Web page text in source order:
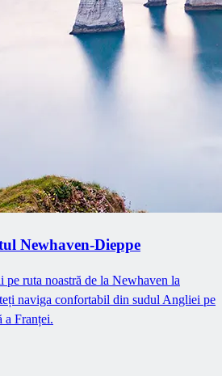
Newhaven-Dieppe
ruta noastră de la Newhaven la
naviga confortabil din sudul Angliei pe
a Franței.